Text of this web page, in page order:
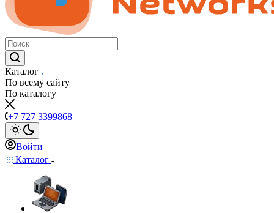
Каталог
По всему сайту
По каталогу
+7 727 3399868
Войти
Каталог